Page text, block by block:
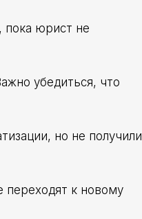
пока юрист не
убедиться, что
но не получили
переходят к новому